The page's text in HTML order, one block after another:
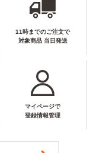
11時までのご注文で
対象商品 当日発送
マイページで
登録情報管理